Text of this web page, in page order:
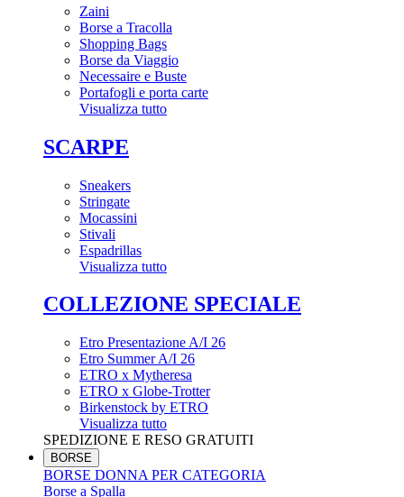
Zaini
Borse a Tracolla
Shopping Bags
Borse da Viaggio
Necessaire e Buste
Portafogli e porta carte
Visualizza tutto
SCARPE
Sneakers
Stringate
Mocassini
Stivali
Espadrillas
Visualizza tutto
COLLEZIONE SPECIALE
Etro Presentazione A/I 26
Etro Summer A/I 26
ETRO x Mytheresa
ETRO x Globe-Trotter
Birkenstock by ETRO
Visualizza tutto
SPEDIZIONE E RESO GRATUITI
BORSE
BORSE DONNA PER CATEGORIA
Borse a Spalla